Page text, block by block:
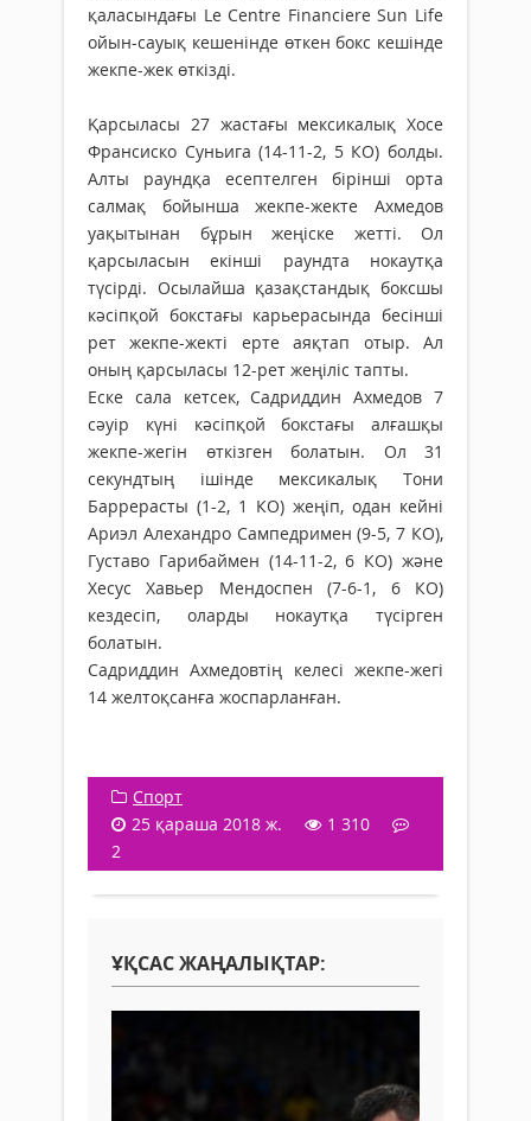
қаласындағы Le Centre Financiere Sun Life
ойын-сауық кешенінде өткен бокс кешінде
жекпе-жек өткізді.
Қарсыласы 27 жастағы мексикалық Хосе
Франсиско Суньига (14-11-2, 5 КО) болды.
Алты раундқа есептелген бірінші орта
салмақ бойынша жекпе-жекте Ахмедов
уақытынан бұрын жеңіске жетті. Ол
қарсыласын екінші раундта нокаутқа
түсірді. Осылайша қазақстандық боксшы
кәсіпқой бокстағы карьерасында бесінші
рет жекпе-жекті ерте аяқтап отыр. Ал
оның қарсыласы 12-рет жеңіліс тапты.
Еске сала кетсек, Садриддин Ахмедов 7
сәуір күні кәсіпқой бокстағы алғашқы
жекпе-жегін өткізген болатын. Ол 31
секундтың ішінде мексикалық Тони
Баррерасты (1-2, 1 КО) жеңіп, одан кейні
Ариэл Алехандро Сампедримен (9-5, 7 КО),
Густаво Гарибаймен (14-11-2, 6 КО) және
Хесус Хавьер Мендоспен (7-6-1, 6 КО)
кездесіп, оларды нокаутқа түсірген
болатын.
Садриддин Ахмедовтің келесі жекпе-жегі
14 желтоқсанға жоспарланған.
Спорт
25 қараша 2018 ж.
1 310
2
ҰҚСАС ЖАҢАЛЫҚТАР: